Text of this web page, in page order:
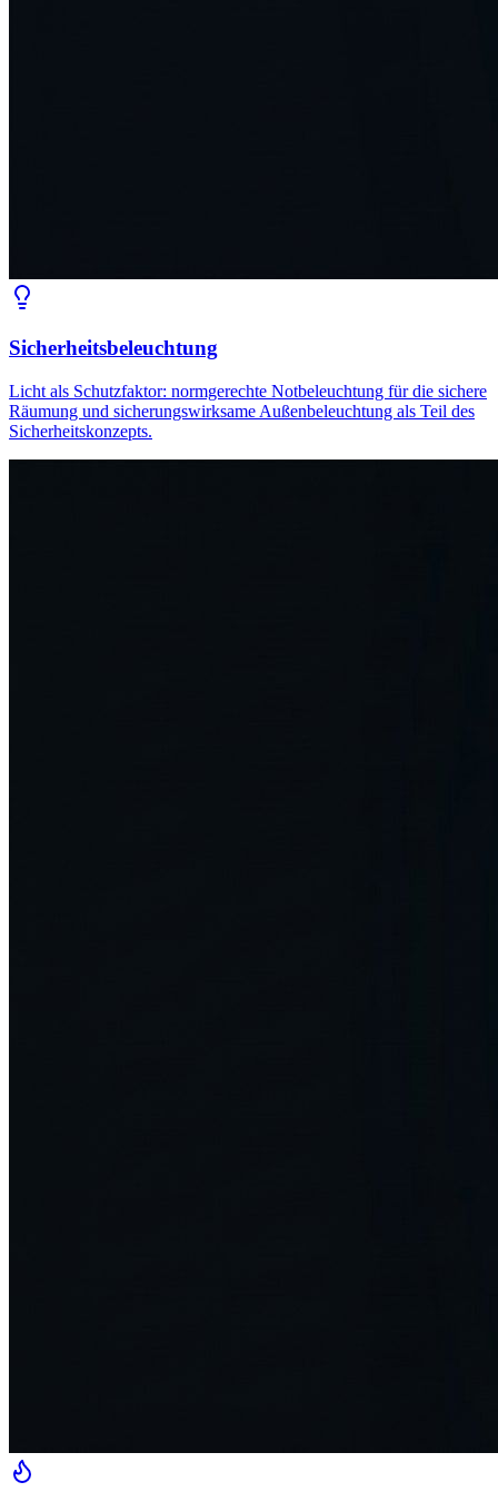
Sicherheitsbeleuchtung
Licht als Schutzfaktor: normgerechte Notbeleuchtung für die sichere
Räumung und sicherungswirksame Außenbeleuchtung als Teil des
Sicherheitskonzepts.